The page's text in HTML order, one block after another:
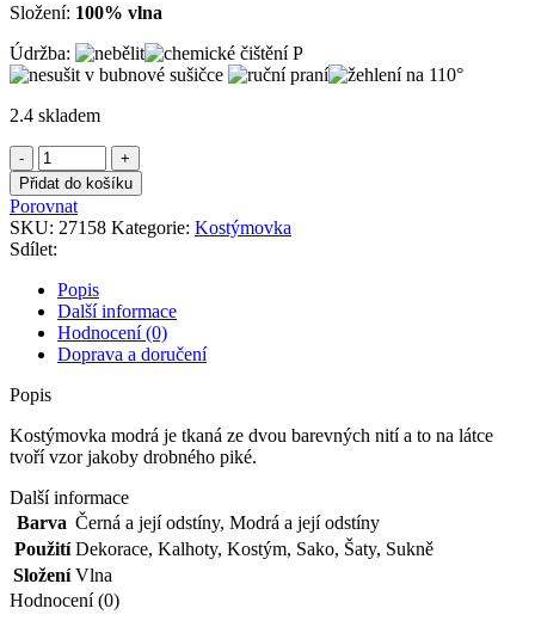
Složení: 100% vlna
Údržba:
2.4 skladem
Kostýmovka
modrá
množství
Přidat do košíku
Porovnat
SKU: 27158 Kategorie: Kostýmovka
Sdílet:
Popis
Další informace
Hodnocení (0)
Doprava a doručení
Popis
Kostýmovka modrá je tkaná ze dvou barevných nití a to na látce
tvoří vzor jakoby drobného piké.
Další informace
Barva Černá a její odstíny, Modrá a její odstíny
Použití Dekorace, Kalhoty, Kostým, Sako, Šaty, Sukně
Složení Vlna
Hodnocení (0)